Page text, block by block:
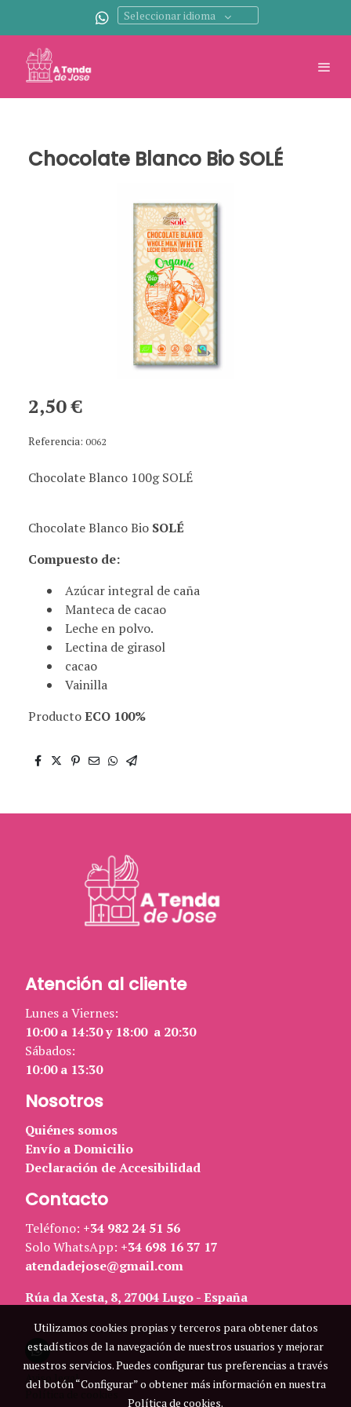
Seleccionar idioma
Chocolate Blanco Bio SOLÉ
2,50 €
Referencia: 0062
Chocolate Blanco 100g SOLÉ
Chocolate Blanco Bio SOLÉ
Compuesto de:
Azúcar integral de caña
Manteca de cacao
Leche en polvo.
Lectina de girasol
cacao
Vainilla
ProductoECO 100%
Atención al cliente
Lunes a Viernes:
10:00 a 14:30 y 18:00 a 20:30
Sábados:
10:00 a 13:30
Nosotros
Quiénes somos
Envío a Domicilio
Declaración de Accesibilidad
Contacto
Teléfono: +34 982 24 51 56
Solo WhatsApp: +34 698 16 37 17
atendadejose@gmail.com
Rúa da Xesta, 8, 27004 Lugo - España
Aviso legal
Política de cookies
Utilizamos cookies propias y terceros para obtener datos
estadísticos de la navegación de nuestros usuarios y mejorar
nuestros servicios. Puedes configurar tus preferencias a través
del botón “Configurar” o obtener más información en nuestra
Política de cookies.